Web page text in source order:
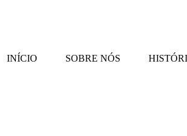
INÍCIO SOBRE NÓS